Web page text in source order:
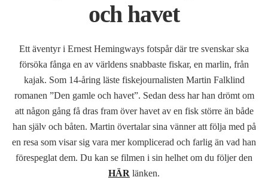
och havet
Ett äventyr i Ernest Hemingways fotspår där tre svenskar ska
försöka fånga en av världens snabbaste fiskar, en marlin, från
kajak. Som 14-åring läste fiskejournalisten Martin Falklind
romanen ”Den gamle och havet”. Sedan dess har han drömt om
att någon gång få dras fram över havet av en fisk större än både
han själv och båten. Martin övertalar sina vänner att följa med på
en resa som visar sig vara mer komplicerad och farlig än vad han
förespeglat dem. Du kan se filmen i sin helhet om du följer den
HÄR länken.